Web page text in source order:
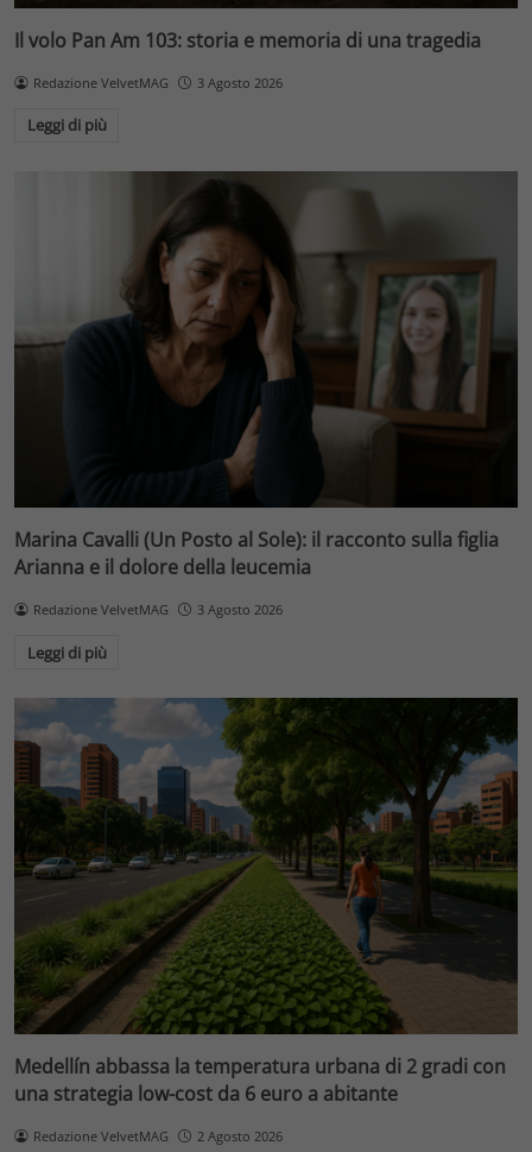
Il volo Pan Am 103: storia e memoria di una tragedia
Redazione VelvetMAG 3 Agosto 2026
Leggi di più
Marina Cavalli (Un Posto al Sole): il racconto sulla figlia
Arianna e il dolore della leucemia
Redazione VelvetMAG 3 Agosto 2026
Leggi di più
Medellín abbassa la temperatura urbana di 2 gradi con
una strategia low-cost da 6 euro a abitante
Redazione VelvetMAG 2 Agosto 2026